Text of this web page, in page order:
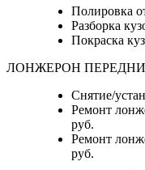
Полировка
Разборка
Покраска
ЛОНЖЕРОН
Снятие/
Ремонт
руб.
Ремонт
руб.